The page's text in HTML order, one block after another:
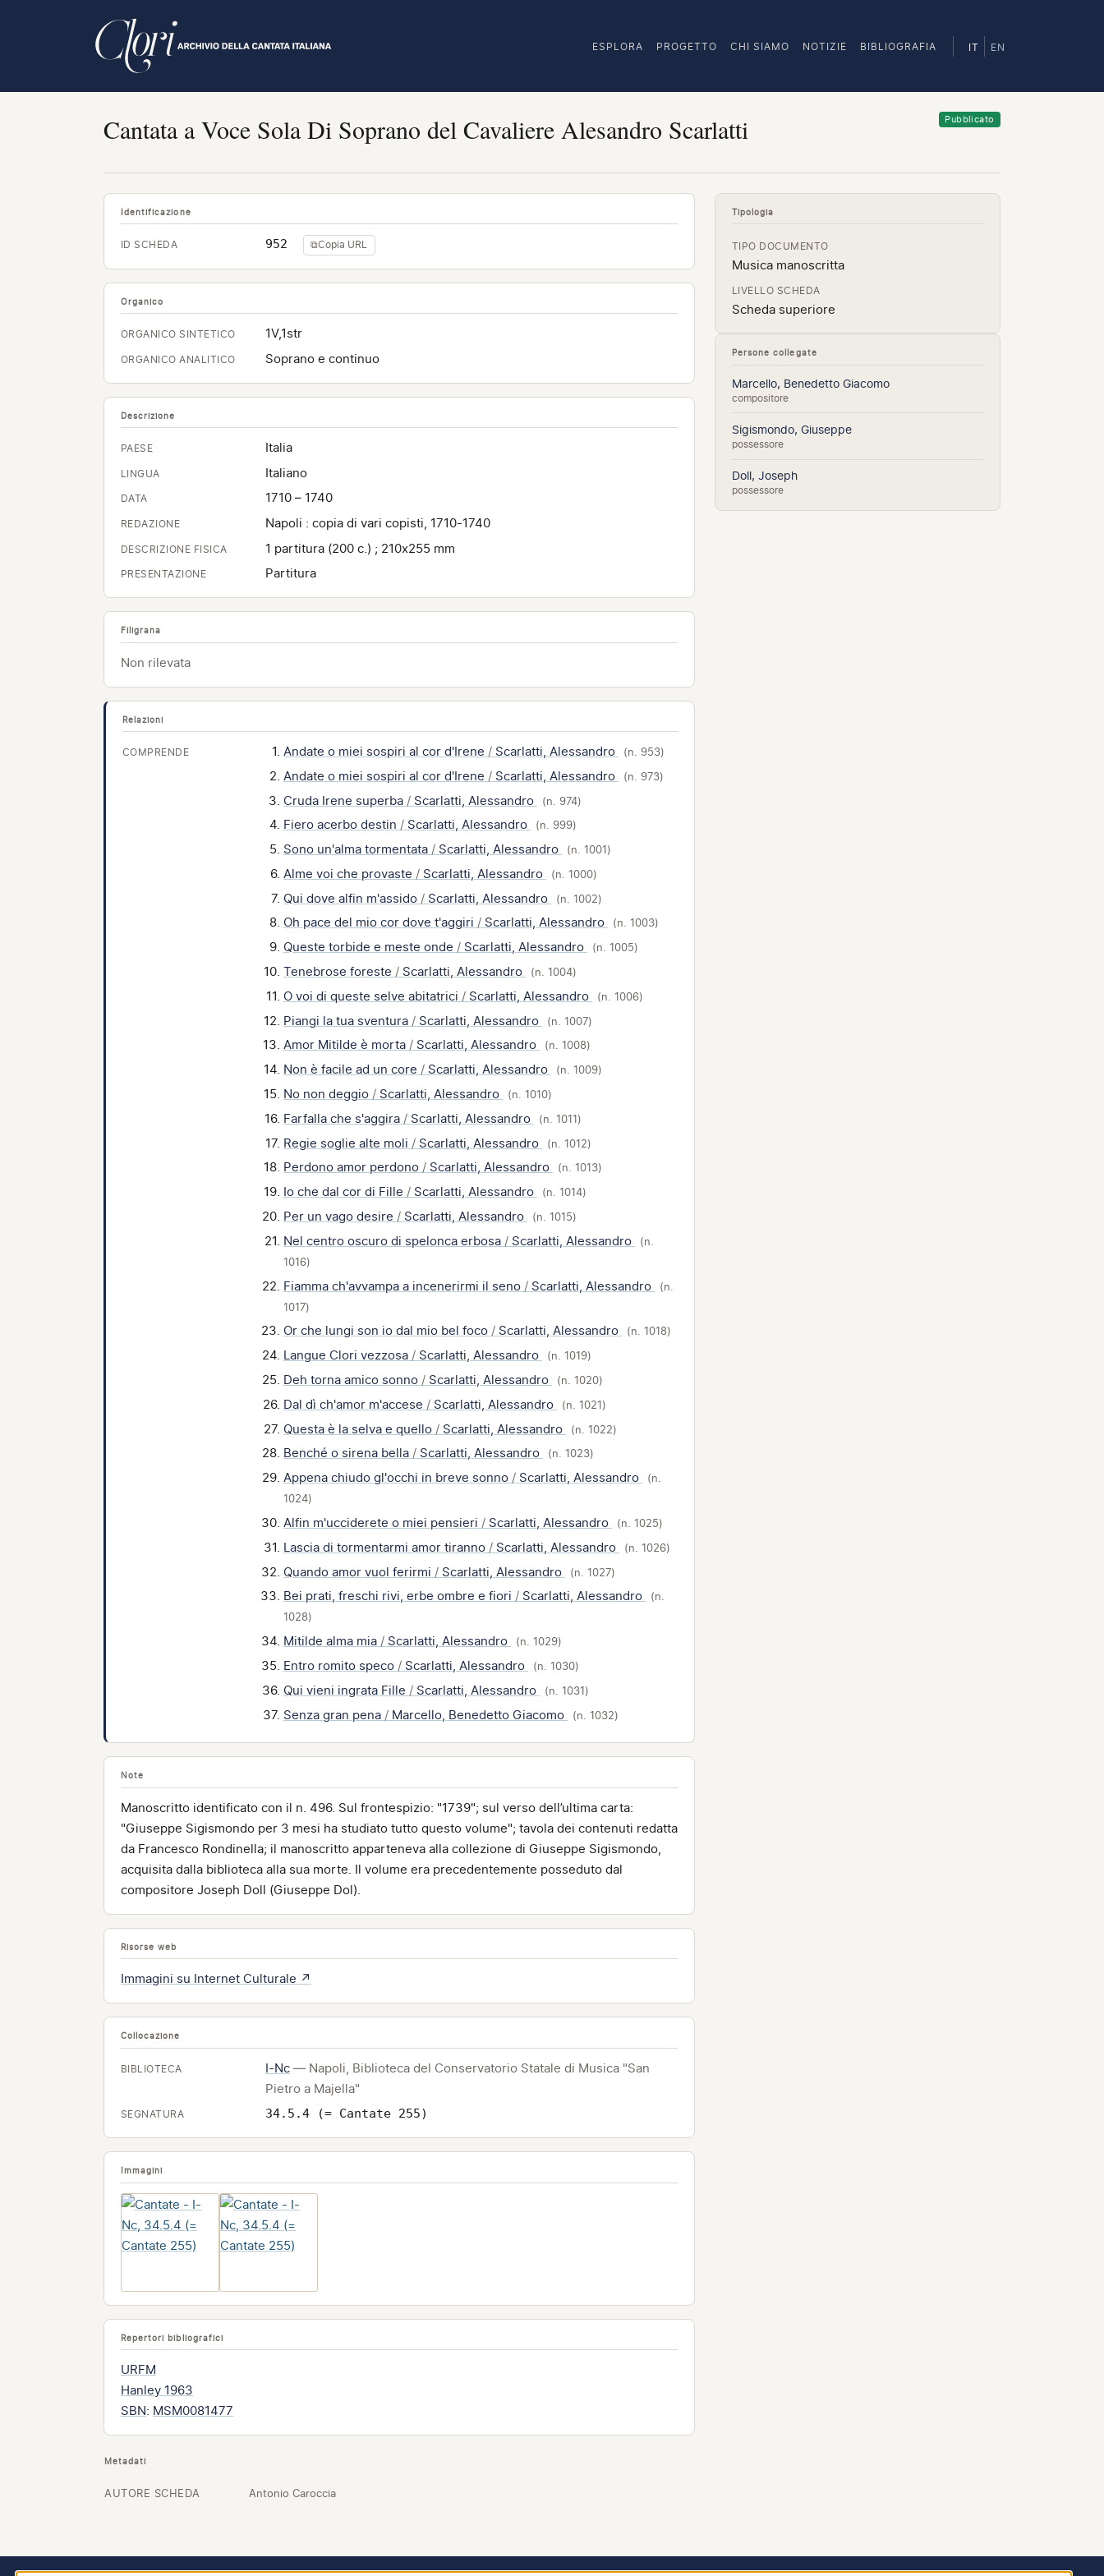
ESPLORA PROGETTO CHI SIAMO NOTIZIE BIBLIOGRAFIA IT EN
Cantata a Voce Sola Di Soprano del Cavaliere Alesandro Scarlatti Pubblicato
Identificazione
ID SCHEDA 952 ⧉Copia URL
Organico
ORGANICO SINTETICO 1V,1str
ORGANICO ANALITICO Soprano e continuo
Descrizione
PAESE Italia
LINGUA Italiano
DATA 1710 – 1740
REDAZIONE Napoli : copia di vari copisti, 1710-1740
DESCRIZIONE FISICA 1 partitura (200 c.) ; 210x255 mm
PRESENTAZIONE Partitura
Filigrana
Non rilevata
Relazioni
COMPRENDE Andate o miei sospiri al cor d'Irene / Scarlatti, Alessandro (n. 953)
Andate o miei sospiri al cor d'Irene / Scarlatti, Alessandro (n. 973)
Cruda Irene superba / Scarlatti, Alessandro (n. 974)
Fiero acerbo destin / Scarlatti, Alessandro (n. 999)
Sono un'alma tormentata / Scarlatti, Alessandro (n. 1001)
Alme voi che provaste / Scarlatti, Alessandro (n. 1000)
Qui dove alfin m'assido / Scarlatti, Alessandro (n. 1002)
Oh pace del mio cor dove t'aggiri / Scarlatti, Alessandro (n. 1003)
Queste torbide e meste onde / Scarlatti, Alessandro (n. 1005)
Tenebrose foreste / Scarlatti, Alessandro (n. 1004)
O voi di queste selve abitatrici / Scarlatti, Alessandro (n. 1006)
Piangi la tua sventura / Scarlatti, Alessandro (n. 1007)
Amor Mitilde è morta / Scarlatti, Alessandro (n. 1008)
Non è facile ad un core / Scarlatti, Alessandro (n. 1009)
No non deggio / Scarlatti, Alessandro (n. 1010)
Farfalla che s'aggira / Scarlatti, Alessandro (n. 1011)
Regie soglie alte moli / Scarlatti, Alessandro (n. 1012)
Perdono amor perdono / Scarlatti, Alessandro (n. 1013)
Io che dal cor di Fille / Scarlatti, Alessandro (n. 1014)
Per un vago desire / Scarlatti, Alessandro (n. 1015)
Nel centro oscuro di spelonca erbosa / Scarlatti, Alessandro
(n.
1016)
Fiamma ch'avvampa a incenerirmi il seno / Scarlatti, Alessandro
(n.
1017)
Or che lungi son io dal mio bel foco / Scarlatti, Alessandro (n. 1018)
Langue Clori vezzosa / Scarlatti, Alessandro (n. 1019)
Deh torna amico sonno / Scarlatti, Alessandro (n. 1020)
Dal dì ch'amor m'accese / Scarlatti, Alessandro (n. 1021)
Questa è la selva e quello / Scarlatti, Alessandro (n. 1022)
Benché o sirena bella / Scarlatti, Alessandro (n. 1023)
Appena chiudo gl'occhi in breve sonno / Scarlatti, Alessandro
(n.
1024)
Alfin m'ucciderete o miei pensieri / Scarlatti, Alessandro (n. 1025)
Lascia di tormentarmi amor tiranno / Scarlatti, Alessandro (n. 1026)
Quando amor vuol ferirmi / Scarlatti, Alessandro (n. 1027)
Bei prati, freschi rivi, erbe ombre e fiori / Scarlatti, Alessandro
(n.
1028)
Mitilde alma mia / Scarlatti, Alessandro (n. 1029)
Entro romito speco / Scarlatti, Alessandro (n. 1030)
Qui vieni ingrata Fille / Scarlatti, Alessandro (n. 1031)
Senza gran pena / Marcello, Benedetto Giacomo (n. 1032)
Note
Manoscritto identificato con il n. 496. Sul frontespizio: "1739"; sul verso dell’ultima carta:
"Giuseppe Sigismondo per 3 mesi ha studiato tutto questo volume"; tavola dei contenuti redatta
da Francesco Rondinella; il manoscritto apparteneva alla collezione di Giuseppe Sigismondo,
acquisita dalla biblioteca alla sua morte. Il volume era precedentemente posseduto dal
compositore Joseph Doll (Giuseppe Dol).
Risorse web
Immagini su Internet Culturale ↗
Collocazione
BIBLIOTECA I-Nc — Napoli, Biblioteca del Conservatorio Statale di Musica "San
Pietro a Majella"
SEGNATURA 34.5.4 (= Cantate 255)
Immagini
Repertori bibliografici
URFM
Hanley 1963
SBN: MSM0081477
Metadati
AUTORE SCHEDA Antonio Caroccia
Tipologia
TIPO DOCUMENTO
Musica manoscritta
LIVELLO SCHEDA
Scheda superiore
Persone collegate
Marcello, Benedetto Giacomo
compositore
Sigismondo, Giuseppe
possessore
Doll, Joseph
possessore